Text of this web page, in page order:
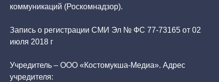
коммуникаций (Роскомнадзор).
Запись о регистрации СМИ Эл № ФС 77-73165 от 02
июля 2018 г
Учредитель – ООО «Костомукша-Медиа». Адрес
учредителя: